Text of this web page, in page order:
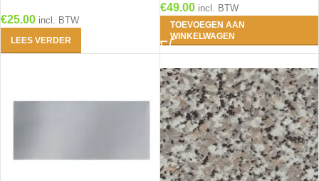
€25.00 incl. BTW
LEES VERDER
€49.00 incl. BTW
TOEVOEGEN AAN
WINKELWAGEN